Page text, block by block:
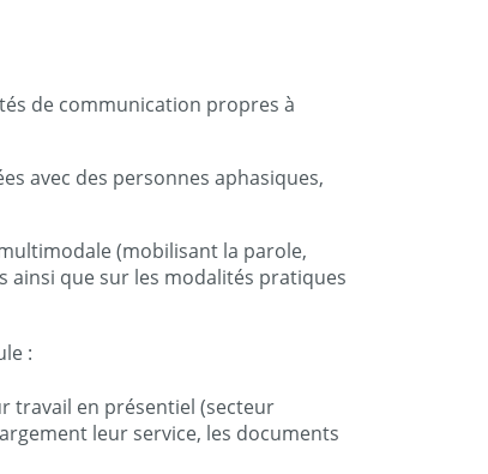
de communication propres à
avec des personnes aphasiques,
(mobilisant la parole,
ainsi que sur les modalités pratiques
:
travail en présentiel (secteur
leur service, les documents